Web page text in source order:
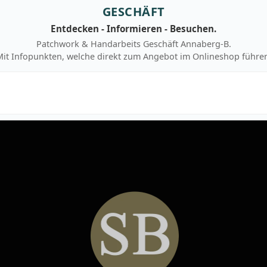
GESCHÄFT
Entdecken - Informieren - Besuchen.
Patchwork & Handarbeits Geschäft Annaberg-B.
Infopunkten, welche direkt zum Angebot im Onlineshop